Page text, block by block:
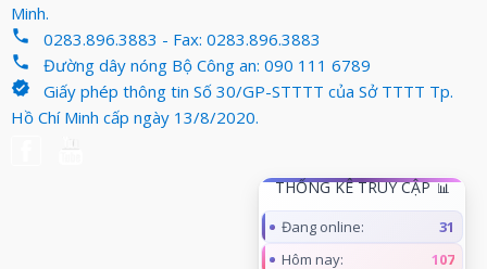
Minh.
phone 0283.896.3883 - Fax: 0283.896.3883
phone Đường dây nóng Bộ Công an: 090 111 6789
verified
Giấy phép thông tin Số 30/GP-STTTT của Sở TTTT Tp.
Hồ Chí Minh cấp ngày 13/8/2020.
THỐNG KÊ TRUY CẬP
Đang online:
31
Hôm nay:
107